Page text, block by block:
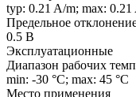
typ: 0.21 A/m; max: 0.21
Предельное
0.5 В
Эксплуатационные
Диапазон рабочих
min: -30 °C; max: 45 °C
Место применения